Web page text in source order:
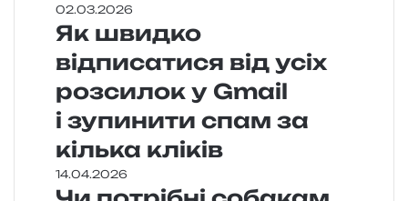
02.03.2026
Як швидко
відписатися від усіх
розсилок у Gmail
і зупинити спам за
кілька кліків
14.04.2026